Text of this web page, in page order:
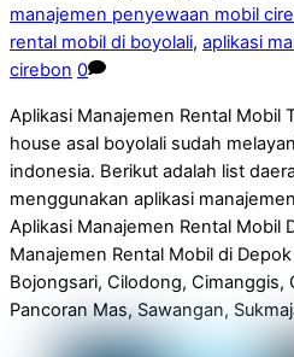
manajemen penyewaan mobil
rental mobil di boyolali, aplikasi
cirebon 0
Aplikasi Manajemen Rental Mobil
house asal boyolali sudah
indonesia. Berikut adalah list
menggunakan aplikasi
Aplikasi Manajemen Rental Mobil
Manajemen Rental Mobil di
Bojongsari, Cilodong, Cimanggis,
Pancoran Mas, Sawangan,